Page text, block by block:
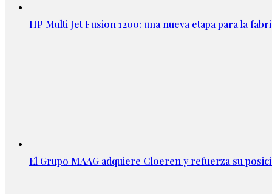
HP Multi Jet Fusion 1200: una nueva etapa para la
El Grupo MAAG adquiere Cloeren y refuerza su